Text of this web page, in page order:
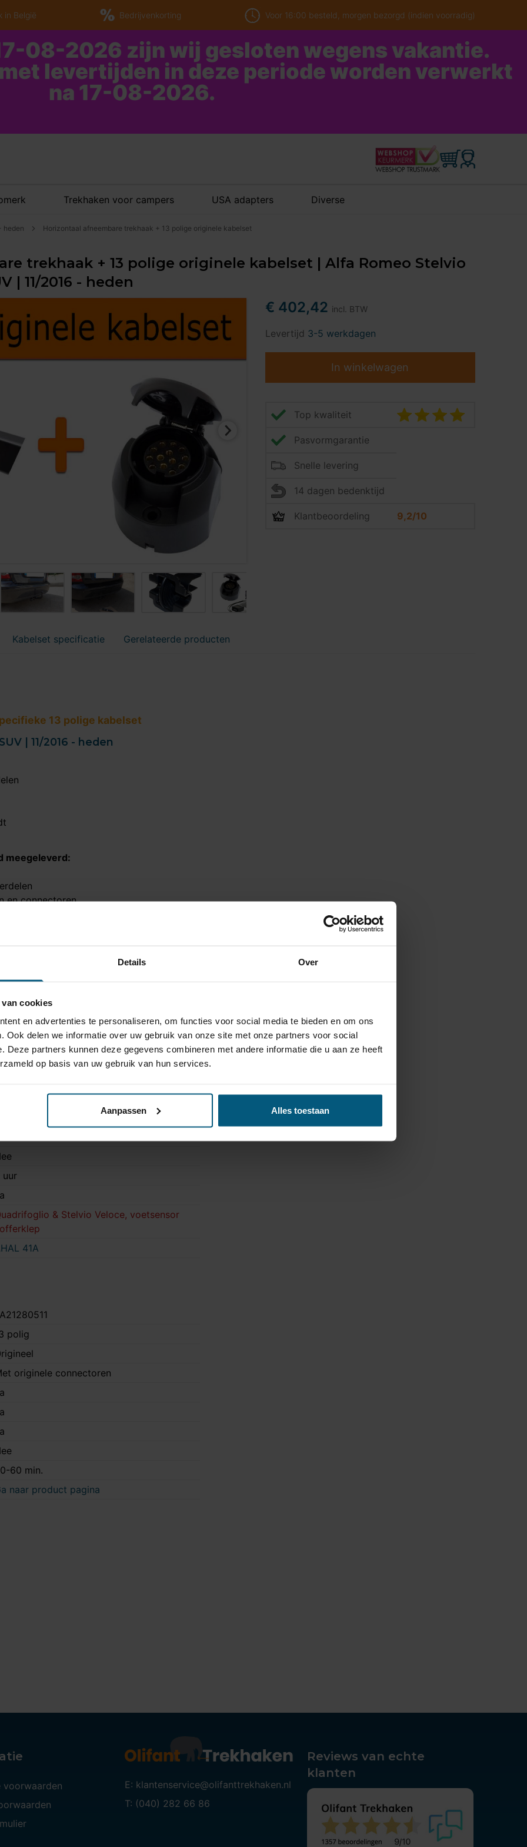
Details Over
cookies
en advertenties te personaliseren, om functies voor social media te bieden en om ons
Ook delen we informatie over uw gebruik van onze site met onze partners voor social
Deze partners kunnen deze gegevens combineren met andere informatie die u aan ze heeft
op basis van uw gebruik van hun services.
Aanpassen Alles toestaan
in België Bedrijvenkorting Voor 16:00 besteld, morgen bezorgd (indien voorradig)
08-2026 zijn wij gesloten wegens vakantie.
levertijden in deze periode worden verwerkt
na 17-08-2026.
Trekhaken voor campers USA adapters Diverse
heden Horizontaal afneembare trekhaak + 13 polige originele kabelset
trekhaak + 13 polige originele kabelset | Alfa Romeo Stelvio
| 11/2016 - heden
€ 402,42 incl. BTW
Levertijd 3-5 werkdagen
In winkelwagen
Top kwaliteit
Pasvormgarantie
Snelle levering
14 dagen bedenktijd
Klantbeoordeling 9,2/10
Kabelset specificatie Gerelateerde producten
13 polige kabelset
| 11/2016 - heden
meegeleverd:
en connectoren
of canbus modules
tegen een uitstekende prijs!
41A
afneembaar
afname van de kogel, blijft de houder van
trekhaak zichtbaar.
uur
& Stelvio Veloce, voetsensor
41A
polig
originele connectoren
60 min.
naar product pagina
voorwaarden
E: klantenservice@olifanttrekhaken.nl
T: (040) 282 66 86
Reviews van echte
klanten